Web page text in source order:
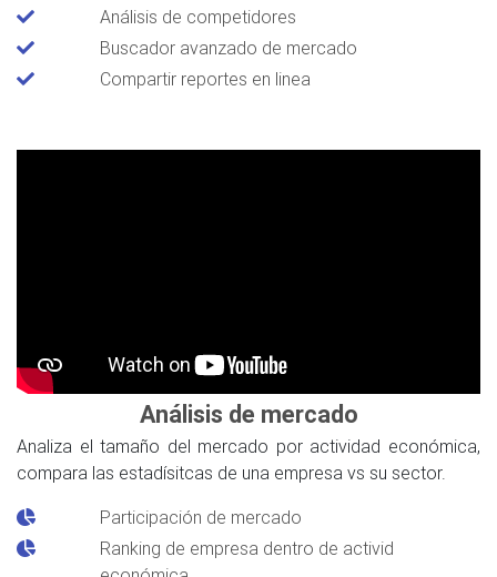
Análisis de competidores
Buscador avanzado de mercado
Compartir reportes en linea
Análisis de mercado
Analiza el tamaño del mercado por actividad económica,
compara las estadísitcas de una empresa vs su sector.
Participación de mercado
Ranking de empresa dentro de activid